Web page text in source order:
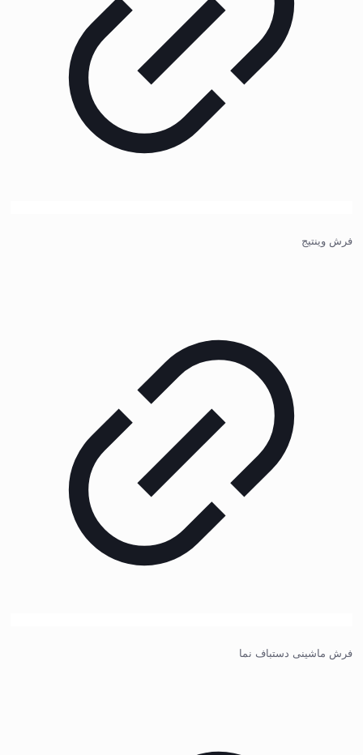
فرش وینتیج
فرش ماشینی دستباف نما